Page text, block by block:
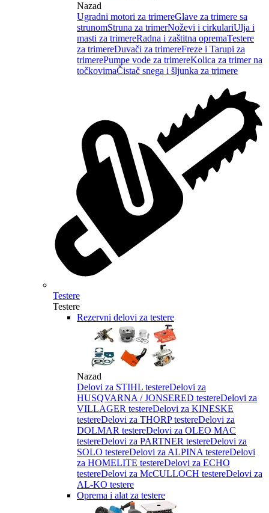
Nazad
Ugradni motori za trimereGlave za trimere sa
strunomStruna za trimerNoževi i cirkulariUlja i
masti za trimereRadna i zaštitna opremaTestere
za trimereDuvači za trimereFreze i Tarupi za
trimerePumpe vode za trimereKolica za trimer na
točkovimaČistač snega i šljunka za trimere
Testere
Testere
Rezervni delovi za testere
Nazad
Delovi za STIHL testereDelovi za
HUSQVARNA / JONSERED testereDelovi za
VILLAGER testereDelovi za KINESKE
testereDelovi za THORP testereDelovi za
DOLMAR testereDelovi za OLEO MAC
testereDelovi za PARTNER testereDelovi za
SOLO testereDelovi za ALPINA testereDelovi
za HOMELITE testereDelovi za ECHO
testereDelovi za McCULLOCH testereDelovi za
AL-KO testere
Oprema i alat za testere